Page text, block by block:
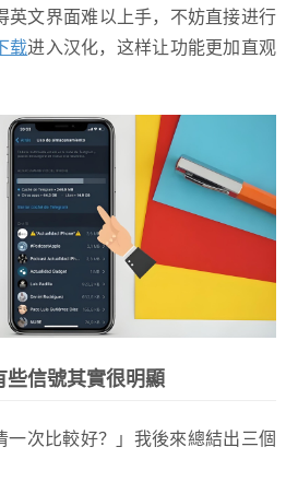
文界面难以上手，不妨直接进行
载进入汉化，这样让功能更加直观
信號其實很明顯
一次比較好？」我後來總結出三個